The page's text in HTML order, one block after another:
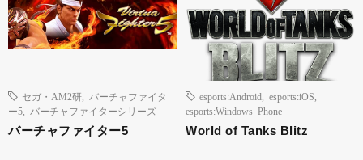
セガ・AM2研
バーチャファイタ
ー5
バーチャファイターシリーズ
バーチャファイター5
esports:Android esports:iOS
esports:Windows Phone
World of Tanks Blitz